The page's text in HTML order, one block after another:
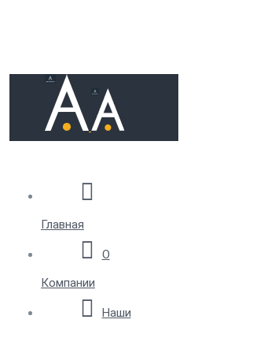
Главная
О
Компании
Наши